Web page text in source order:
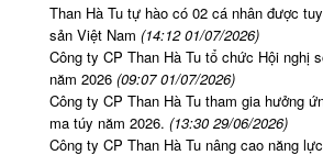
Than Hà Tu tự hào có 02 cá nhân được
sản Việt Nam (14:12 01/07/2026)
Công ty CP Than Hà Tu tổ chức Hội nghị
năm 2026 (09:07 01/07/2026)
Công ty CP Than Hà Tu tham gia hưởng
ma túy năm 2026. (13:30 29/06/2026)
Công ty CP Than Hà Tu nâng cao năng